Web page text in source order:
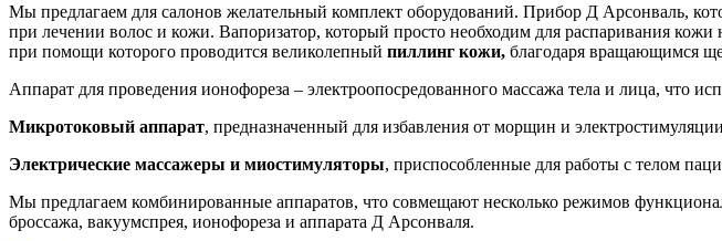
Мы предлагаем для салонов желательный комплект оборудований. Прибор Д Арсонваль,
при лечении волос и кожи. Вапоризатор, который просто необходим для распаривания
при помощи которого проводится великолепный пиллинг кожи, благодаря вращающимся
Аппарат для проведения ионофореза – электроопосредованного массажа тела и лица, что
Микротоковый аппарат, предназначенный для избавления от морщин и
Электрические массажеры и миостимуляторы, приспособленные для работы с телом
Мы предлагаем комбинированные аппаратов, что совмещают несколько режимов
броссажа, вакуумспрея, ионофореза и аппарата Д Арсонваля.